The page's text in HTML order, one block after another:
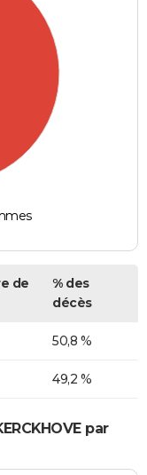
de
% des
décès
50,8 %
49,2 %
par